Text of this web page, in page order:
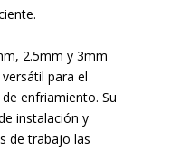
2.5mm y 3mm
para el
enfriamiento. Su
instalación y
de trabajo las